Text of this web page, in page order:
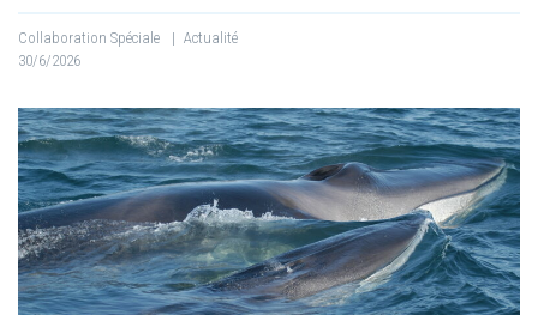
Collaboration Spéciale | Actualité
30/6/2026